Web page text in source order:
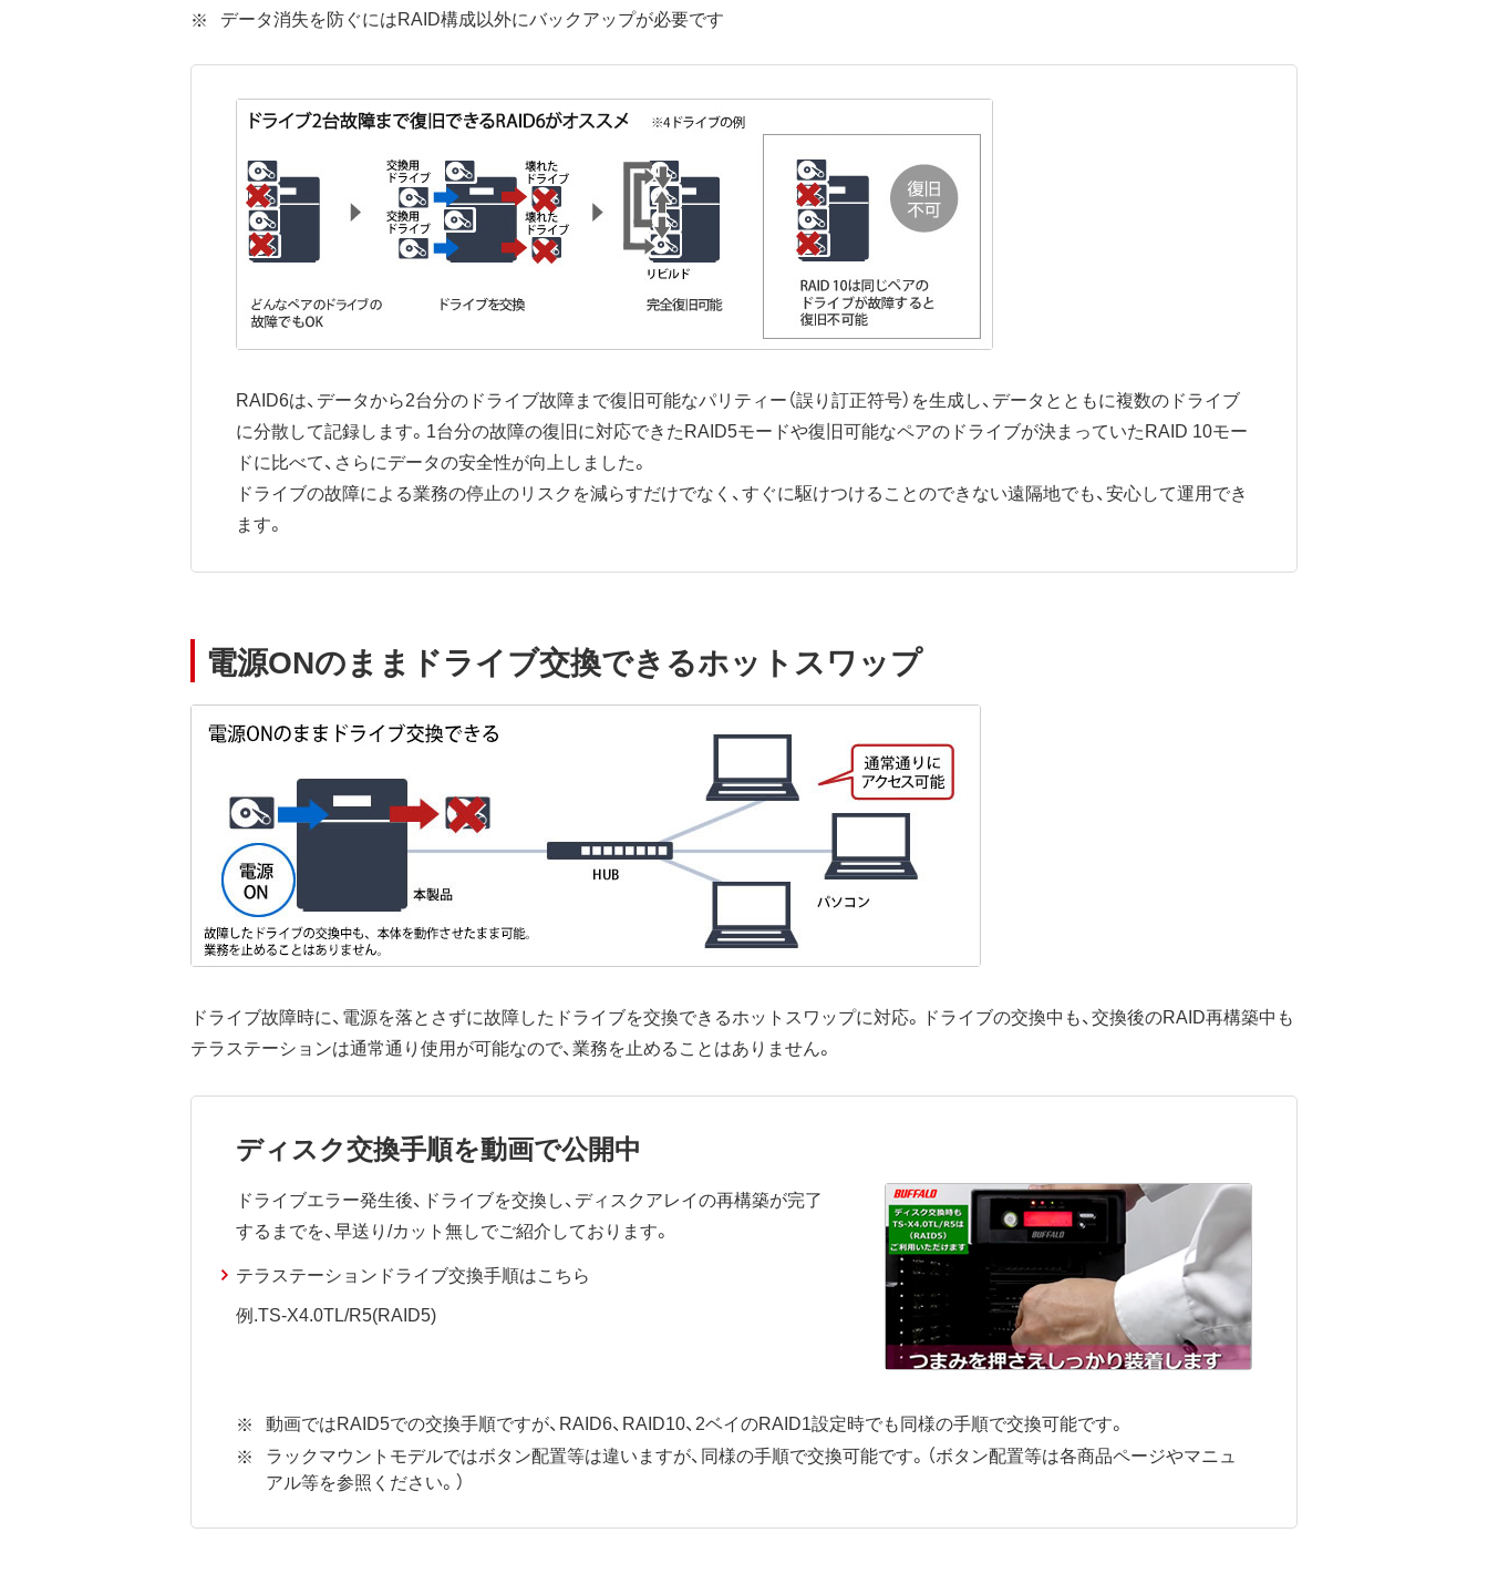
データ消失を防ぐにはRAID構成以外にバックアップが必要です
RAID6は、データから2台分のドライブ故障まで復旧可能なパリティー（誤り訂正符号）を生成し、データとともに複数のドライブ
に分散して記録します。1台分の故障の復旧に対応できたRAID5モードや復旧可能なペアのドライブが決まっていたRAID 10モー
ドに比べて、さらにデータの安全性が向上しました。
ドライブの故障による業務の停止のリスクを減らすだけでなく、すぐに駆けつけることのできない遠隔地でも、安心して運用でき
ます。
電源ONのままドライブ交換できるホットスワップ
ドライブ故障時に、電源を落とさずに故障したドライブを交換できるホットスワップに対応。ドライブの交換中も、交換後のRAID再構築中も
テラステーションは通常通り使用が可能なので、業務を止めることはありません。
ディスク交換手順を動画で公開中
ドライブエラー発生後、ドライブを交換し、ディスクアレイの再構築が完了
するまでを、早送り/カット無しでご紹介しております。
テラステーションドライブ交換手順はこちら
例.TS-X4.0TL/R5(RAID5)
動画ではRAID5での交換手順ですが、RAID6、RAID10、2ベイのRAID1設定時でも同様の手順で交換可能です。
ラックマウントモデルではボタン配置等は違いますが、同様の手順で交換可能です。（ボタン配置等は各商品ページやマニュ
アル等を参照ください。）